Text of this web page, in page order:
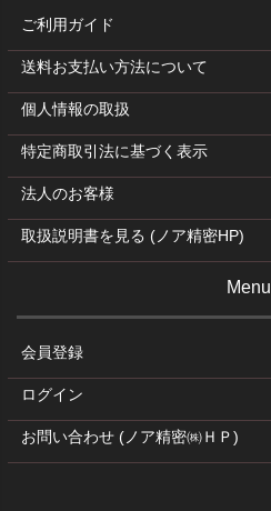
ご利用ガイド
送料お支払い方法について
個人情報の取扱
特定商取引法に基づく表示
法人のお客様
取扱説明書を見る (ノア精密HP)
Menu
会員登録
ログイン
お問い合わせ (ノア精密㈱ＨＰ)